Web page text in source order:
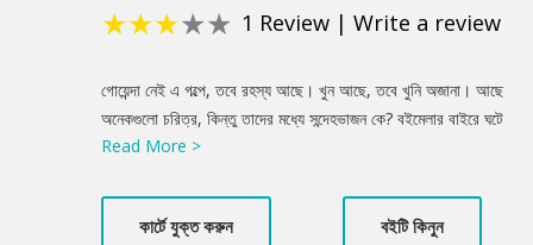
★★★★★ 1 Review | Write a review
Product
Summery
গোয়েন্দা নেই এ গল্পে, তবে রহস্য আছে। খুন আছে, তবে খুনি অজানা। আছে
অনেকগুলো চরিত্র, কিন্তু তাদের মধ্যে সন্দেহভাজন কে? বইমেলার বাইরে ঘটে
গেলো নিষ্ঠুর হত্যাকাণ্ড। জনপ্রিয় লেখকের মৃত্যুতে কেঁপে উঠলো সারাদেশ।
না। নিজের অজান্তেই এই রহস্যে জড়িয়ে যায় আরেক তরুণ লেখক।
লেখকচক্রের জটিল জগতের পুরানো বাসিন্দা সে, কিন্তু হারিয়ে যেতে থাকে
Read More >
কার্টে যুক্ত করুন বইটি কিনুন